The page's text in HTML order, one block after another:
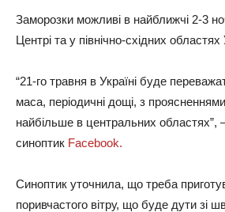
Заморозки можливі в найближчі 2-3
Центрі та у північно-східних областях
“21-го травня в Україні буде
маса, періодичні дощі, з
найбільше в центральних областях”,
синоптик Facebook.
Синоптик уточнила, що треба
поривчастого вітру, що буде дути зі